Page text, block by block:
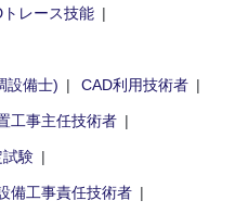
レース技能
設備士)
CAD利用技術者
工事主任技術者
験
備工事責任技術者